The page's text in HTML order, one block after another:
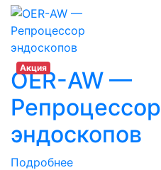
Акция
OER-AW —
Репроцессор
эндоскопов
Подробнее